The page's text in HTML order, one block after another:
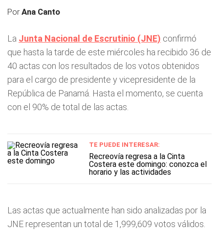
PorAna Canto
La Junta Nacional de Escrutinio (JNE) confirmó
que hasta la tarde de este miércoles ha recibido 36 de
40 actas con los resultados de los votos obtenidos
para el cargo de presidente y vicepresidente de la
República de Panamá. Hasta el momento, se cuenta
con el 90% de total de las actas.
TE PUEDE INTERESAR:
Recreovía regresa a la Cinta
Costera este domingo: conozca el
horario y las actividades
Las actas que actualmente han sido analizadas por la
JNE representan un total de 1,999,609 votos válidos.